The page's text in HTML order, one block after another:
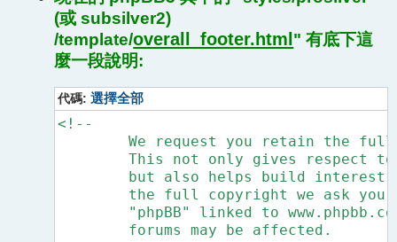
(或 subsilver2)
/template/overall_footer.html" 有底下這
麼一段說明:
代碼:選擇全部
<!--
	We request you retain the full copyright notice below including the link to www.phpbb.com.
	This not only gives respect to the large amount of time given freely by the developers